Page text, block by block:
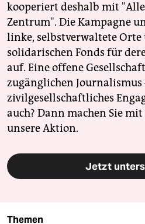
kooperiert deshalb mit
Zentrum". Die Kampagne
linke, selbstverwaltete
solidarischen Fonds für
auf. Eine offene
zugänglichen Journalismus
zivilgesellschaftliches
auch? Dann machen Sie
unsere Aktion.
Jetzt
Themen